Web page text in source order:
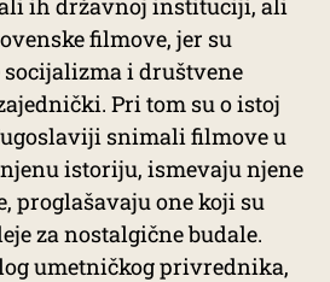
ih državnoj instituciji, ali
filmove, jer su
i društvene
Pri tom su o istoj
snimali filmove u
istoriju, ismevaju njene
proglašavaju one koji su
za nostalgične budale.
umetničkog privrednika,